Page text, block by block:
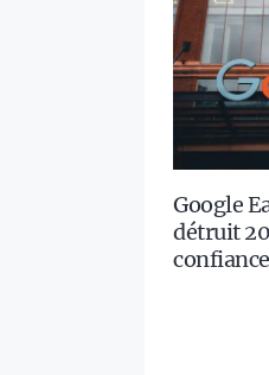
Google
détruit